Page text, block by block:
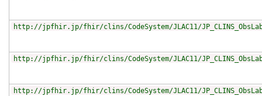
http://jpfhir.jp/fhir/clins/CodeSystem/JLAC11/
http://jpfhir.jp/fhir/clins/CodeSystem/JLAC11/
http://jpfhir.jp/fhir/clins/CodeSystem/JLAC11/